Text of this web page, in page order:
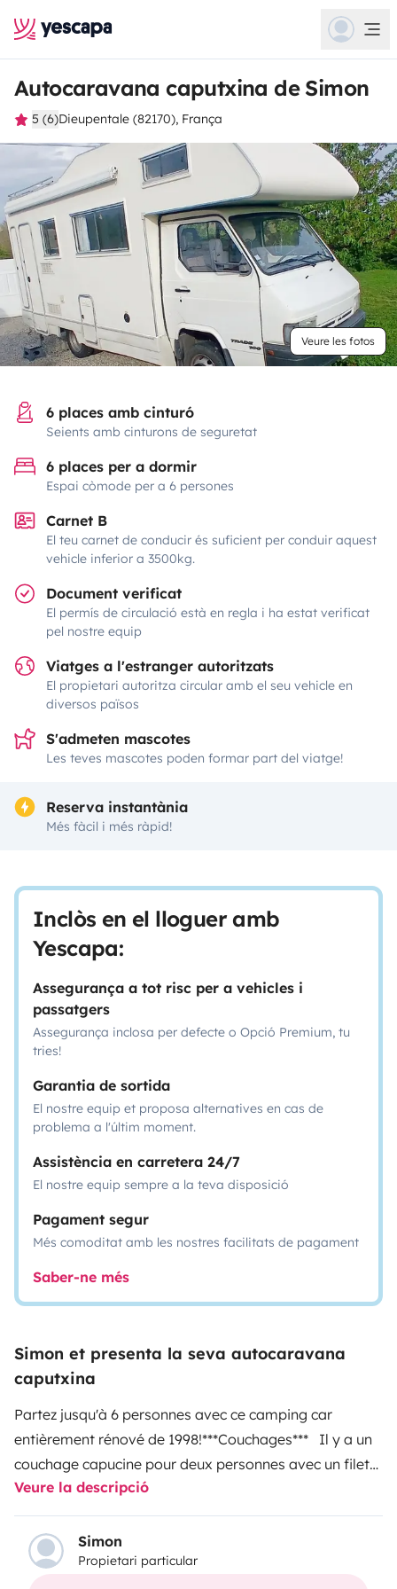
Autocaravana caputxina de Simon
5 (6)Dieupentale (82170), França
Veure les fotos
6 places amb cinturó
Seients amb cinturons de seguretat
6 places per a dormir
Espai còmode per a 6 persones
Carnet B
El teu carnet de conducir és suficient per conduir aquest
vehicle inferior a 3500kg.
Document verificat
El permís de circulació està en regla i ha estat verificat
pel nostre equip
Viatges a l'estranger autoritzats
El propietari autoritza circular amb el seu vehicle en
diversos països
S'admeten mascotes
Les teves mascotes poden formar part del viatge!
Reserva instantània
Més fàcil i més ràpid!
Inclòs en el lloguer amb
Yescapa:
Assegurança a tot risc per a vehicles i
passatgers
Assegurança inclosa per defecte o Opció Premium, tu
tries!
Garantia de sortida
El nostre equip et proposa alternatives en cas de
problema a l'últim moment.
Assistència en carretera 24/7
El nostre equip sempre a la teva disposició
Pagament segur
Més comoditat amb les nostres facilitats de pagament
Saber-ne més
Simon et presenta la seva autocaravana
caputxina
Partez jusqu'à 6 personnes avec ce camping car
entièrement rénové de 1998!***Couchages*** Il y a un
couchage capucine pour deux personnes avec un filet
de protection, la grande table se transforme en lit deux
places, et la petite table en lit une place. Un lit est
suspendu et peut supporter 50kg, il est équipé lui aussi
d'un filet. Les matelas sont fermes et confortables,
Veure la descripció
Simon
Propietari particular